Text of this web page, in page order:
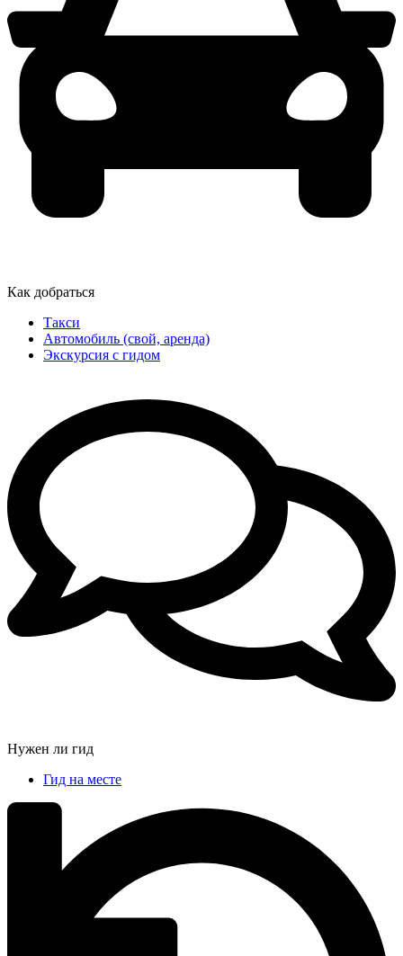
Как добраться
Такси
Автомобиль (свой, аренда)
Экскурсия с гидом
Нужен ли гид
Гид на месте